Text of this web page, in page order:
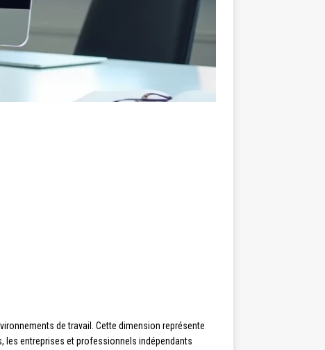
de travail. Cette dimension représente
les entreprises et professionnels indépendants